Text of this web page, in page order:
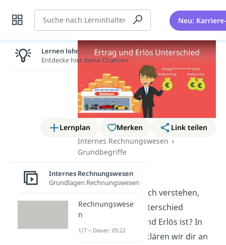
Suche Neu:
Lernplan Merken
Link teilen
Internes Rechnungswesen
Grundbegriffe
Ertrag Erlös
Du möchtest endlich verstehen,
was genau der Unterschied
zwischen Ertrag und Erlös ist? In
diesem Beitrag erklären wir dir an
Lernen lohnt sich!
Entdecke hier deine Chancen.
Internes Rechnungswesen
Grundlagen Rechnungswesen
Rechnungswese
n
1/7 – Dauer: 05:22